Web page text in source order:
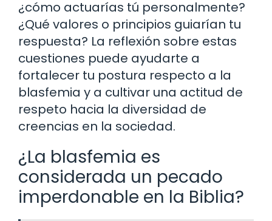
¿cómo actuarías tú personalmente?
¿Qué valores o principios guiarían tu
respuesta? La reflexión sobre estas
cuestiones puede ayudarte a
fortalecer tu postura respecto a la
blasfemia y a cultivar una actitud de
respeto hacia la diversidad de
creencias en la sociedad.
¿La blasfemia es
considerada un pecado
imperdonable en la Biblia?